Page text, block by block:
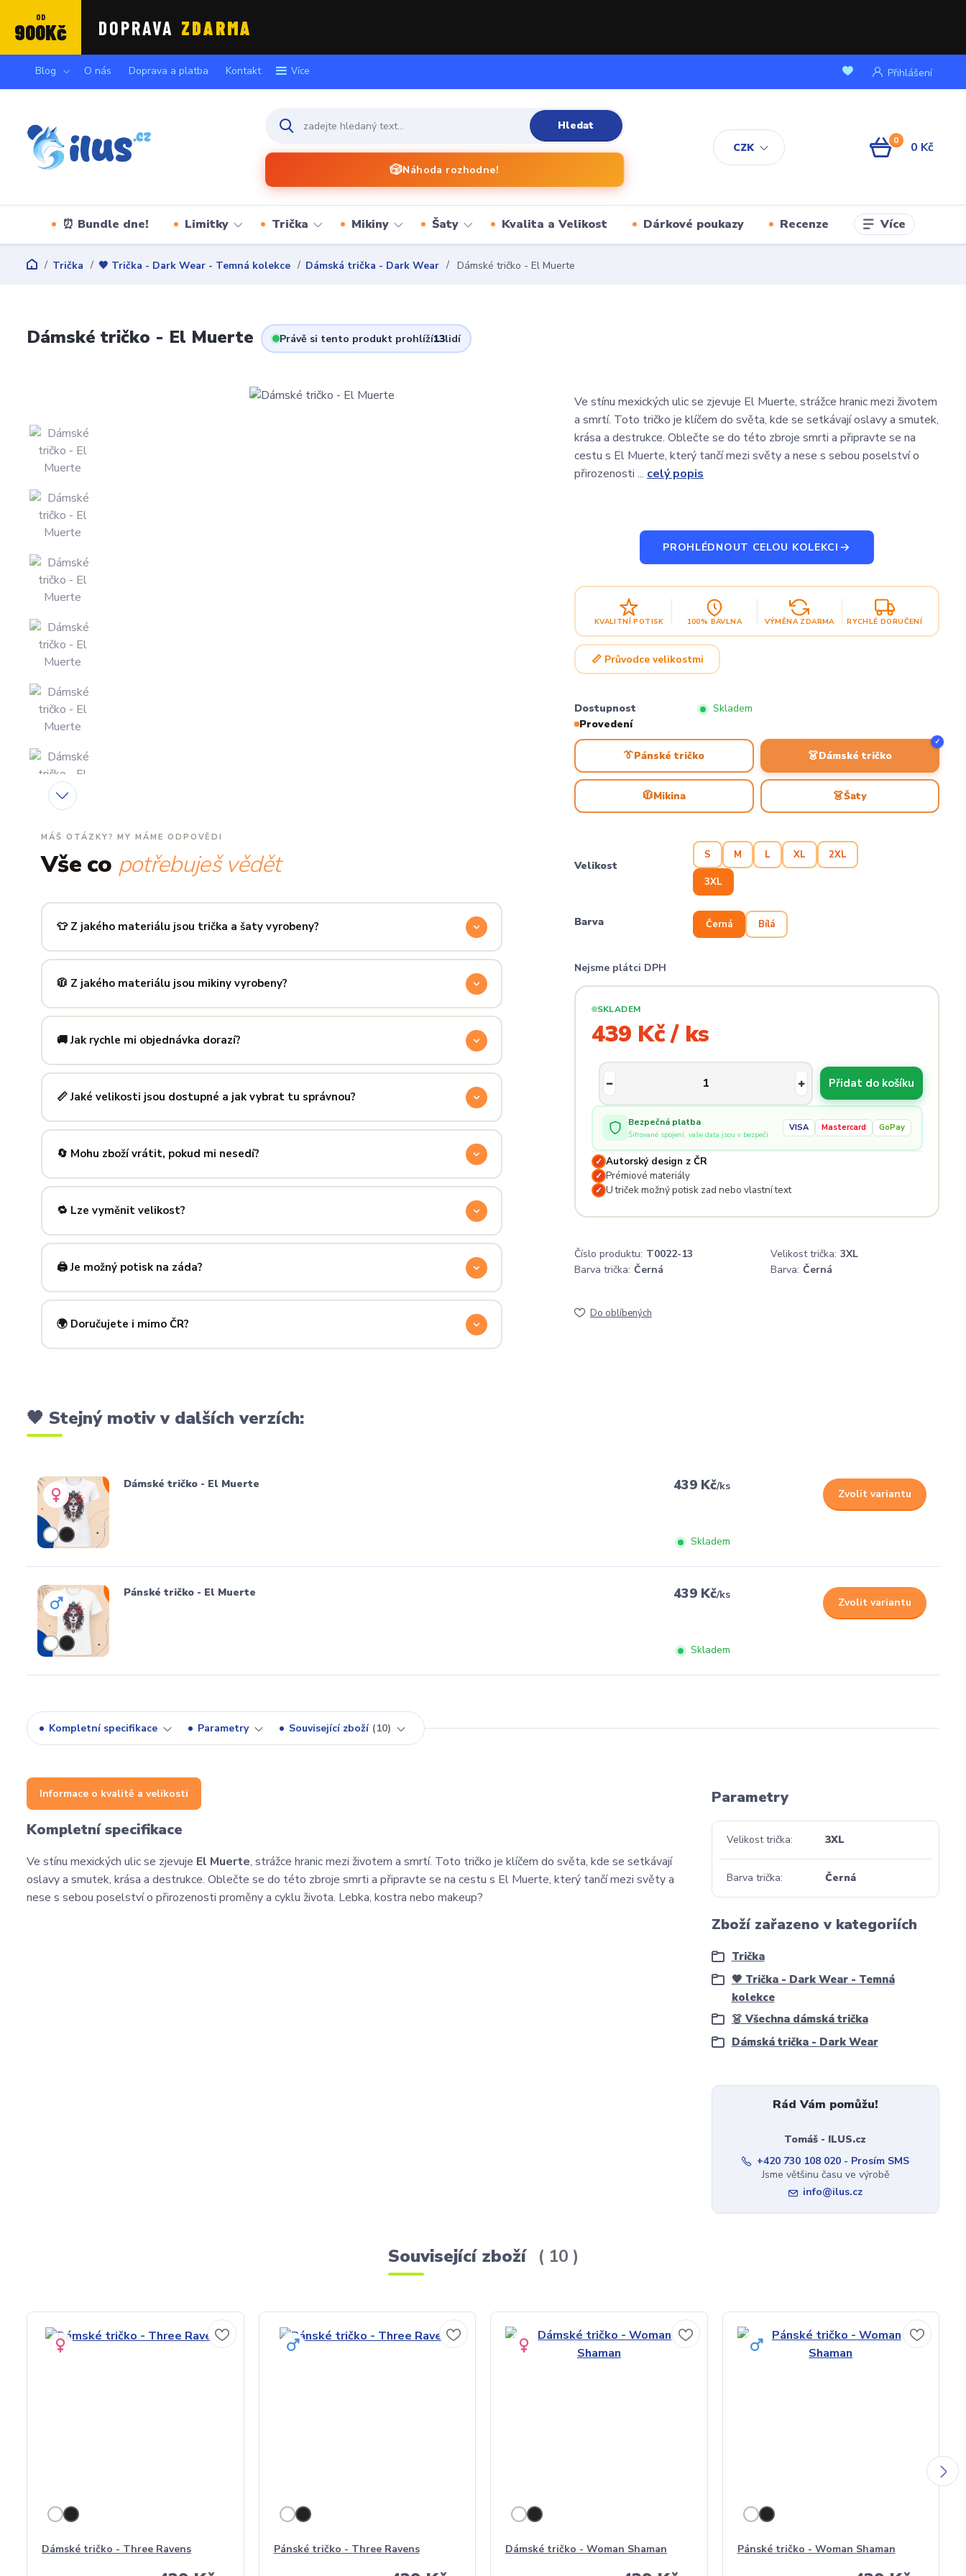
OD
900Kč DOPRAVA ZDARMA
Blog O nás Doprava a platba Kontakt Více
CZK
Přihlášení
Hledat
🎲Náhoda rozhodne!
0 0 Kč
⏰ Bundle dne! Limitky Trička Mikiny Šaty Kvalita a Velikost Dárkové poukazy Recenze Více
Trička 🖤 Trička - Dark Wear - Temná kolekce Dámská trička - Dark Wear Dámské tričko - El Muerte
Dámské tričko - El Muerte Právě si tento produkt prohlíží13lidí
MÁŠ OTÁZKY? MY MÁME ODPOVĚDI
Vše co potřebuješ vědět
👕 Z jakého materiálu jsou trička a šaty vyrobeny?
Používáme prémiovou 100% bavlnu — měkkou na dotek, prodyšnou a odolnou. Produkt si
zachová tvar i barvu i po desítkách praní. Kvalita, kterou pocítíš hned při prvním oblečení.
🧥 Z jakého materiálu jsou mikiny vyrobeny?
Mikiny šijeme ze směsi80 % bavlny a 20 % polyesteru— příjemně hřejivá, pevná a zároveň
prodyšná kombinace, která si dlouho drží tvar i po opakovaném praní.
🚚 Jak rychle mi objednávka dorazí?
Mimo sezónu balíme a odesíláme do 3 pracovních dní. Doručení přes PPL, GLS nebo Českou
poštu trvá obvykle 1–3 pracovní dny — zboží tak můžeš mít u sebe už za pár dní.
📏 Jaké velikosti jsou dostupné a jak vybrat tu správnou?
Nabízíme velikosti XS až 5XL, takže si vybere opravdu každý. Klikni naPrůvodce velikostmi
výše — najdeš tam přesné míry v cm a výběr velikosti bude hračka.
🔄 Mohu zboží vrátit, pokud mi nesedí?
Samozřejmě. Máš plných14 dní na vráceníbez udání důvodu. Stačí nás kontaktovat na
info@ilus.cza vše vyřídíme rychle a bez komplikací.
🔁 Lze vyměnit velikost?
Standardně výměnu nenabízíme, ale víme, že se to stane — proto se nebojte napsat na
info@ilus.cz. Většinou společně najdeme řešení, které vás potěší.
🖨️ Je možný potisk na záda?
Ano! Potisk zad je možný u většiny našich produktů — skvělé pro originální dárky nebo párové
kousky. Napiš nám předem na
🌍 Doručujete i mimo ČR?
Ve stínu mexických ulic se zjevuje El Muerte, strážce hranic mezi životem
a smrtí. Toto tričko je klíčem do světa, kde se setkávají oslavy a smutek,
krása a destrukce. Oblečte se do této zbroje smrti a připravte se na
cestu s El Muerte, který tančí mezi světy a nese s sebou poselství o
přirozenosti ... celý popis
PROHLÉDNOUT CELOU KOLEKCI
KVALITNÍ POTISK 100% BAVLNA VÝMĚNA ZDARMA RYCHLÉ DORUČENÍ
📏 Průvodce velikostmi
Dostupnost
Skladem
Provedení
👔Pánské tričko 👗Dámské tričko
✓
🧥Mikina 👗Šaty
Velikost
S M L XL 2XL
3XL
Barva Černá Bílá
Nejsme plátci DPH
SKLADEM
439 Kč / ks
Přidat do košíku
Bezpečná platba
Šifrované spojení, vaše data jsou v bezpečí
VISA Mastercard GoPay
✓ Autorský design z ČR
✓ Prémiové materiály
✓ U triček možný potisk zad nebo vlastní text
Číslo produktu: T0022-13 Velikost trička: 3XL
Barva trička: Černá Barva: Černá
Do oblíbených
🖤 Stejný motiv v dalších verzích:
Dámské tričko - El Muerte 439 Kč/ks
Skladem
Zvolit variantu
Pánské tričko - El Muerte 439 Kč/ks
Skladem
Zvolit variantu
Kompletní specifikace Parametry Související zboží 10
Informace o kvalitě a velikosti
Kompletní specifikace
Ve stínu mexických ulic se zjevuje El Muerte, strážce hranic mezi životem a smrtí. Toto tričko je klíčem do světa, kde se setkávají
oslavy a smutek, krása a destrukce. Oblečte se do této zbroje smrti a připravte se na cestu s El Muerte, který tančí mezi světy a
nese s sebou poselství o přirozenosti proměny a cyklu života. Lebka, kostra nebo makeup?
Parametry
Velikost trička 3XL
Barva trička Černá
Zboží zařazeno v kategoriích
Trička
🖤 Trička - Dark Wear - Temná
kolekce
👗 Všechna dámská trička
Dámská trička - Dark Wear
Rád Vám pomůžu!
Tomáš - ILUS.cz
+420 730 108 020 - Prosím SMS
Jsme většinu času ve výrobě
info@ilus.cz
Související zboží 10
Dámské tričko - Three Ravens Pánské tričko - Three Ravens Dámské tričko - Woman Shaman Pánské tričko - Woman Shaman